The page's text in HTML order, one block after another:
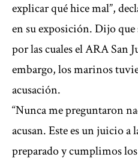
explicar qué hice mal”,
en su exposición. Dijo que
por las cuales el ARA San
embargo, los marinos
acusación.
“Nunca me preguntaron
acusan. Este es un juicio a
preparado y cumplimos